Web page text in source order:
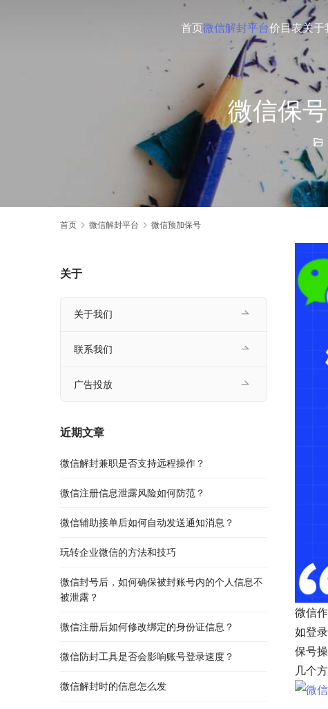
首页微信解封平台价目表关于
微信保
首页 微信解封平台 微信预加保号
微信
如登
保号
几个
关于
关于我们
联系我们
广告投放
近期文章
微信解封兼职是否支持远程操作？
微信注册信息泄露风险如何防范？
微信辅助接单后如何自动发送通知消息？
玩转企业微信的方法和技巧
微信封号后，如何确保被封账号内的个人信息不
被泄露？
微信注册后如何修改绑定的身份证信息？
微信防封工具是否会影响账号登录速度？
微信解封时的信息怎么发